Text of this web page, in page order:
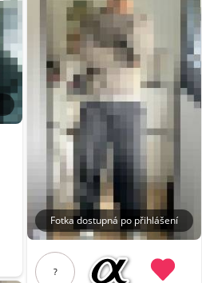
Fotka dostupná po přihlášení
?